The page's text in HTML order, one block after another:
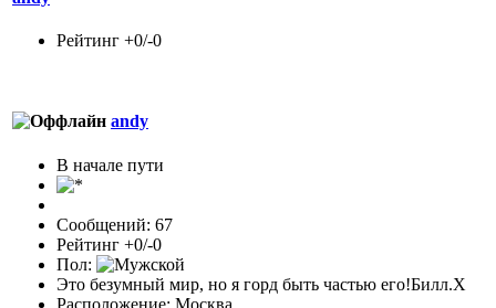
Рейтинг +0/-0
andy
В начале пути
Сообщений: 67
Рейтинг +0/-0
Пол:
Это безумный мир, но я горд быть частью его!Билл.Х
Расположение: Москва